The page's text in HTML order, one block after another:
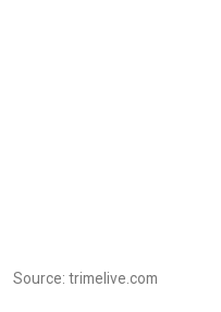
Source: trimelive.com